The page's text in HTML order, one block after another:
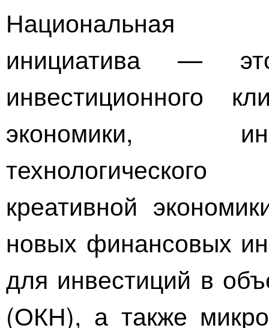
Национальная
инициатива —
инвестиционного
экономики,
креативной
новых финансовых
для инвестиций в
(ОКН), а также